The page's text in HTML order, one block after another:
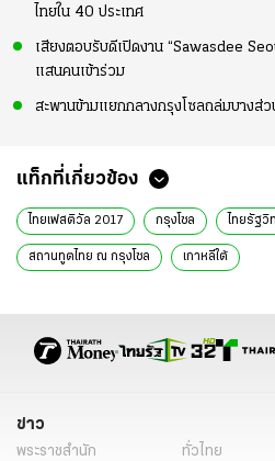
ไทยใน 40 ประเทศ
เสียงตอบรับดีเปิดงาน “Sawasdee
แสนคนเข้าร่วม
สะพานข้ามแยกกลางกรุงโซลถล่มบางส่
แท็กที่เกี่ยวข้อง
ไทยเฟสติวัล 2017 กรุงโซล ไทยรัฐวิ
สถานทูตไทย ณ กรุงโซล เกาหลีใต้
ข่าว
พระราชสำนัก ทั่วไทย